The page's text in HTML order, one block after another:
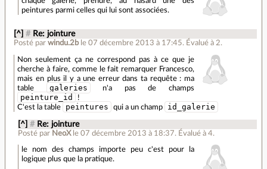
peintures parmi celles qui lui sont associées.
[^] # Re: jointure
Posté parwindu.2b le 07 décembre 2013 à 17:45. Évalué à 2.
Non seulement ça ne correspond pas à ce que je
cherche à faire, comme le fait remarquer Francesco,
mais en plus il y a une erreur dans ta requête : ma
table
galeries n'a pas de champs
peinture_id
!
C'est la table
peintures qui a un champ id_galerie
[^] # Re: jointure
Posté par NeoX le 07 décembre 2013 à 18:37. Évalué à 4.
le nom des champs importe peu c'est pour la
logique plus que la pratique.